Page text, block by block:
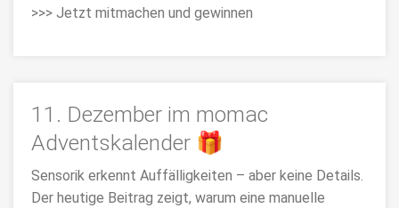
>>> Jetzt mitmachen und gewinnen
11. Dezember im momac
Adventskalender 🎁
Sensorik erkennt Auffälligkeiten – aber keine Details.
Der heutige Beitrag zeigt, warum eine manuelle